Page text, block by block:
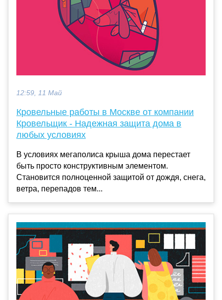
12:59, 11 Май
Кровельные работы в Москве от компании
Кровельщик - Надежная защита дома в
любых условиях
В условиях мегаполиса крыша дома перестает
быть просто конструктивным элементом.
Становится полноценной защитой от дождя, снега,
ветра, перепадов тем...